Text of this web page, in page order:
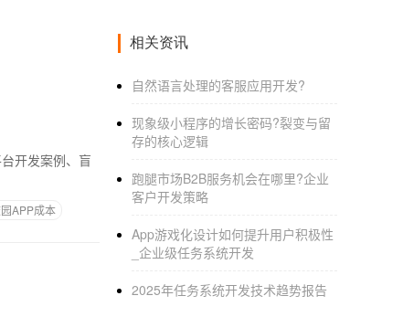
开发案例、盲
APP成本
相关资讯
自然语言处理的客服应用开发?
现象级小程序的增长密码?裂变与留
存的核心逻辑
跑腿市场B2B服务机会在哪里?企业
客户开发策略
App游戏化设计如何提升用户积极性
_企业级任务系统开发
2025年任务系统开发技术趋势报告